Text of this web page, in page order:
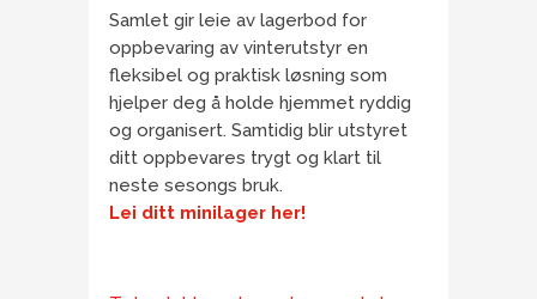
Samlet gir leie av lagerbod for
oppbevaring av vinterutstyr en
fleksibel og praktisk løsning som
hjelper deg å holde hjemmet ryddig
og organisert. Samtidig blir utstyret
ditt oppbevares trygt og klart til
neste sesongs bruk.
Lei ditt minilager her!